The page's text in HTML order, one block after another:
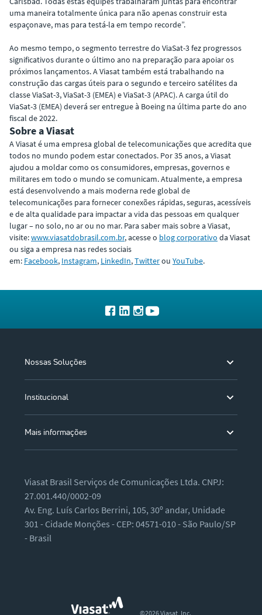
uma maneira totalmente única para não apenas construir esta
espaçonave, mas para testá-la em tempo recorde”.
Ao mesmo tempo, o segmento terrestre do ViaSat-3 fez progressos
significativos durante o último ano na preparação para apoiar os
próximos lançamentos. A Viasat também está trabalhando na
construção das cargas úteis para o segundo e terceiro satélites da
classe ViaSat-3, ViaSat-3 (EMEA) e ViaSat-3 (APAC). A carga útil do
ViaSat-3 (EMEA) deverá ser entregue à Boeing na última parte do ano
fiscal de 2022.
Sobre a Viasat
A Viasat é uma empresa global de telecomunicações que acredita que
todos no mundo podem estar conectados. Por 35 anos, a Viasat
ajudou a moldar como os consumidores, empresas, governos e
militares em todo o mundo se comunicam. Atualmente, a empresa
está desenvolvendo a mais moderna rede global de
telecomunicações para fornecer conexões rápidas, seguras, acessíveis
e de alta qualidade para impactar a vida das pessoas em qualquer
lugar – no solo, no ar ou no mar. Para saber mais sobre a Viasat,
visite:www.viasatdobrasil.com.br, acesse o blog corporativo da Viasat
ou siga a empresa nas redes sociais
em: Facebook, Instagram, LinkedIn,Twitterou YouTube.
Nossas Soluções
Institucional
Mais informações
Viasat Brasil Serviços de Comunicações Ltda. CNPJ:
27.001.440/0002-09
Av. Eng. Luís Carlos Berrini, 105, 30º andar, Unidade
301 - Cidade Monções - CEP: 04571-010 - São Paulo/SP
- Brasil
©2026 Viasat, Inc.